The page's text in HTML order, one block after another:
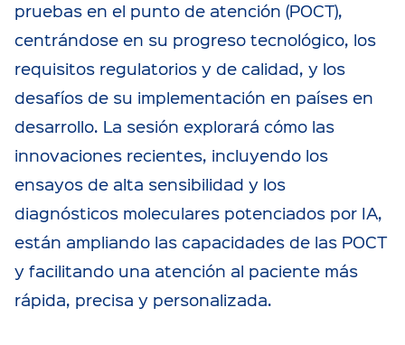
pruebas en el punto de atención (POCT),
centrándose en su progreso tecnológico, los
requisitos regulatorios y de calidad, y los
desafíos de su implementación en países en
desarrollo. La sesión explorará cómo las
innovaciones recientes, incluyendo los
ensayos de alta sensibilidad y los
diagnósticos moleculares potenciados por IA,
están ampliando las capacidades de las POCT
y facilitando una atención al paciente más
rápida, precisa y personalizada.